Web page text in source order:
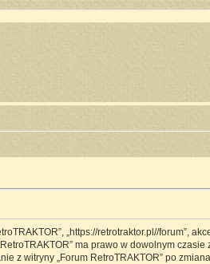
„https://retrotraktor.pl//
ma prawo w dowolnym
witryny „Forum RetroTRAKTOR” po